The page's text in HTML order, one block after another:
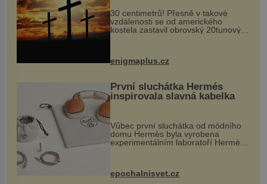
30 centimetrů! Přesně v takové
vzdálenosti se od amerického
kostela zastavil obrovský 20tunový
...
enigmaplus.cz
První sluchátka Hermés
inspirovala slavná kabelka
Vůbec první sluchátka od módního
domu Hermès byla vyrobena
experimentálním laboratoří Hermès
kovový...
epochalnisvet.cz